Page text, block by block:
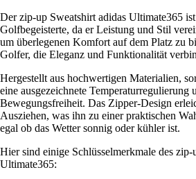
Der zip-up Sweatshirt adidas Ultimate365
Golfbegeisterte, da er Leistung und Stil
um überlegenen Komfort auf dem Platz zu
Golfer, die Eleganz und Funktionalität
Hergestellt aus hochwertigen Materialien,
eine ausgezeichnete Temperaturregulierung
Bewegungsfreiheit. Das Zipper-Design
Ausziehen, was ihn zu einer praktischen
egal ob das Wetter sonnig oder kühler ist.
Hier sind einige Schlüsselmerkmale des zip-
Ultimate365: